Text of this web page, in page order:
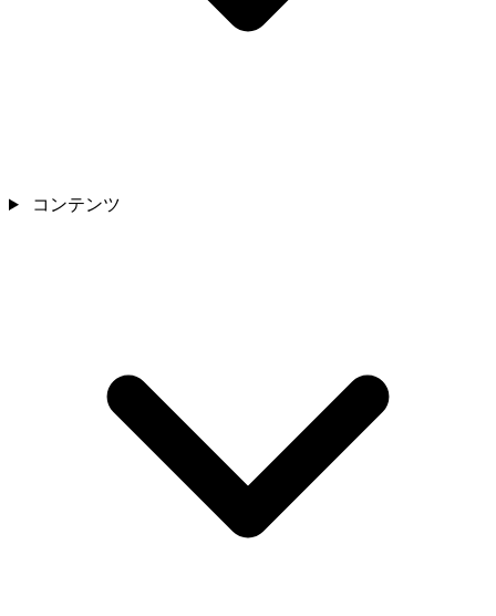
コンテンツ